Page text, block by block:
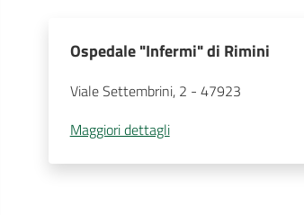
Ospedale "Infermi" di Rimini
Viale Settembrini, 2 - 47923
Maggiori dettagli